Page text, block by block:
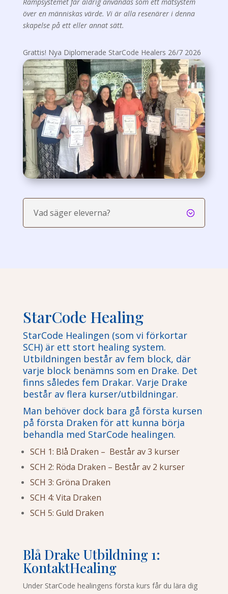
över en människas värde. Vi är alla resenärer i denna
skapelse på ett eller annat sätt.
Grattis! Nya Diplomerade StarCode Healers 26/7 2026
Vad säger eleverna?
StarCode Healing
StarCode Healingen (som vi förkortar
SCH) är ett stort healing system.
Utbildningen består av fem block, där
varje block benämns som en Drake. Det
finns således fem Drakar. Varje Drake
består av flera kurser/utbildningar.
Man behöver dock bara gå första kursen
på första Draken för att kunna börja
behandla med StarCode healingen.
SCH 1: Blå Draken – Består av 3 kurser
SCH 2: Röda Draken – Består av 2 kurser
SCH 3: Gröna Draken
SCH 4: Vita Draken
SCH 5: Guld Draken
Blå Drake Utbildning 1:
KontaktHealing
Under StarCode healingens första kurs får du lära dig